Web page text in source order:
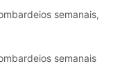
semanais,
semanais